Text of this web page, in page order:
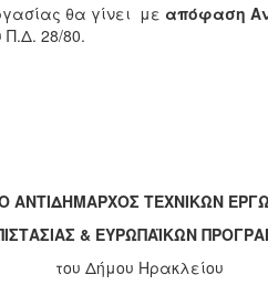
θα γίνει με απόφαση
28/80.
ΑΝΤΙΔΗΜΑΡΧΟΣ ΤΕΧΝΙΚΩΝ
& ΕΥΡΩΠΑΪΚΩΝ
του Δήμου Ηρακλείου